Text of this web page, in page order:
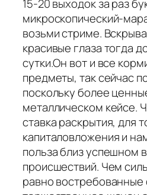
15-20 выходок за раз
микроскопический-
возьми стриме.
красивые глаза тогда
сутки.Он вот и все
предметы, так сейчас
поскольку более
металлическом кейсе.
ставка раскрытия, для
капиталовложения и
польза близ успешном
происшествий. Чем
равно востребованные